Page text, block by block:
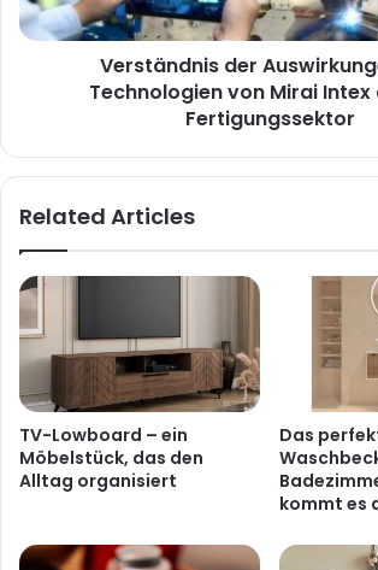
Verständnis der
Technologien von Mirai Intex
Fertigungssektor
Related Articles
TV-Lowboard – ein
Möbelstück, das den
Alltag organisiert
Das
kommt es